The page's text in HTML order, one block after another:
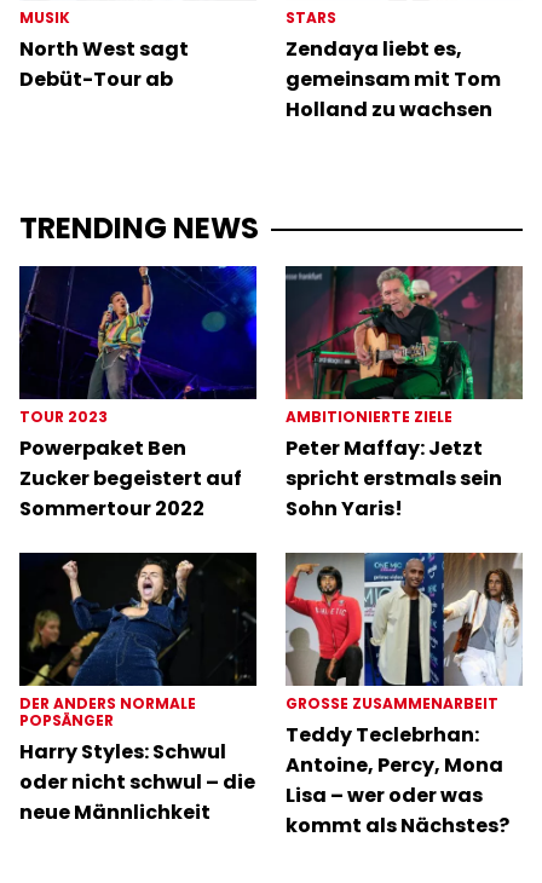
MUSIK
North West sagt
Debüt-Tour ab
STARS
Zendaya liebt es,
gemeinsam mit Tom
Holland zu wachsen
TRENDING NEWS
TOUR 2023
Powerpaket Ben
Zucker begeistert auf
Sommertour 2022
AMBITIONIERTE ZIELE
Peter Maffay: Jetzt
spricht erstmals sein
Sohn Yaris!
DER ANDERS NORMALE
POPSÄNGER
Harry Styles: Schwul
oder nicht schwul – die
neue Männlichkeit
GROSSE ZUSAMMENARBEIT
Teddy Teclebrhan:
Antoine, Percy, Mona
Lisa – wer oder was
kommt als Nächstes?